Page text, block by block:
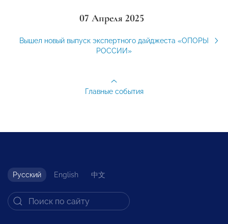
07 Апреля 2025
Вышел новый выпуск экспертного дайджеста «ОПОРЫ
РОССИИ»
Главные события
Русский English 中文